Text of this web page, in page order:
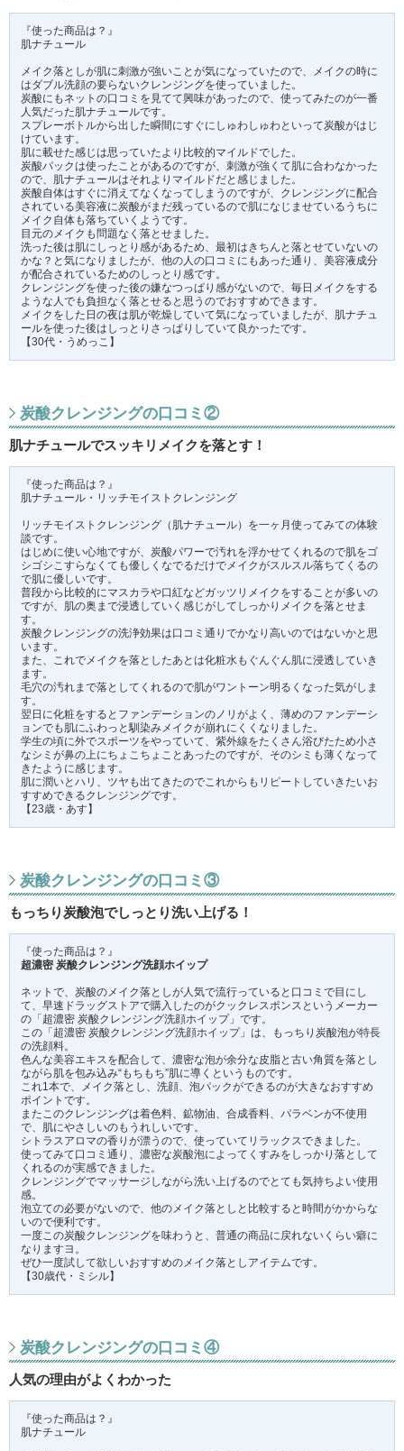
『使った商品は？』
肌ナチュール
メイク落としが肌に刺激が強いことが気になっていたので、メイクの時に
はダブル洗顔の要らないクレンジングを使っていました。
炭酸にもネットの口コミを見てて興味があったので、使ってみたのが一番
人気だった肌ナチュールです。
スプレーボトルから出した瞬間にすぐにしゅわしゅわといって炭酸がはじ
けています。
肌に載せた感じは思っていたより比較的マイルドでした。
炭酸パックは使ったことがあるのですが、刺激が強くて肌に合わなかった
ので、肌ナチュールはそれよりマイルドだと感じました。
炭酸自体はすぐに消えてなくなってしまうのですが、クレンジングに配合
されている美容液に炭酸がまだ残っているので肌になじませているうちに
メイク自体も落ちていくようです。
目元のメイクも問題なく落とせました。
洗った後は肌にしっとり感があるため、最初はきちんと落とせていないの
かな？と気になりましたが、他の人の口コミにもあった通り、美容液成分
が配合されているためのしっとり感です。
クレンジングを使った後の嫌なつっぱり感がないので、毎日メイクをする
ような人でも負担なく落とせると思うのでおすすめできます。
メイクをした日の夜は肌が乾燥していて気になっていましたが、肌ナチュ
ールを使った後はしっとりさっぱりしていて良かったです。
【30代・うめっこ】
炭酸クレンジングの口コミ②
肌ナチュールでスッキリメイクを落とす！
『使った商品は？』
肌ナチュール・リッチモイストクレンジング
リッチモイストクレンジング（肌ナチュール）を一ヶ月使ってみての体験
談です。
はじめに使い心地ですが、炭酸パワーで汚れを浮かせてくれるので肌をゴ
シゴシこすらなくても優しくなでるだけでメイクがスルスル落ちてくるの
で肌に優しいです。
普段から比較的にマスカラや口紅などガッツリメイクをすることが多いの
ですが、肌の奥まで浸透していく感じがしてしっかりメイクを落とせま
す。
炭酸クレンジングの洗浄効果は口コミ通りでかなり高いのではないかと思
います。
また、これでメイクを落としたあとは化粧水もぐんぐん肌に浸透していき
ます。
毛穴の汚れまで落としてくれるので肌がワントーン明るくなった気がしま
す。
翌日に化粧をするとファンデーションのノリがよく、薄めのファンデーシ
ョンでも肌にふわっと馴染みメイクが崩れにくくなりました。
学生の頃に外でスポーツをやっていて、紫外線をたくさん浴びたため小さ
なシミが鼻の上にちょこちょことあったのですが、そのシミも薄くなって
きたように感じます。
肌に潤いとハリ、ツヤも出てきたのでこれからもリピートしていきたいお
すすめできるクレンジングです。
【23歳・あす】
炭酸クレンジングの口コミ③
もっちり炭酸泡でしっとり洗い上げる！
『使った商品は？』
超濃密 炭酸クレンジング洗顔ホイップ
ネットで、炭酸のメイク落としが人気で流行っていると口コミで目にし
て、早速ドラッグストアで購入したのがクックレスポンスというメーカー
の「超濃密 炭酸クレンジング洗顔ホイップ」です。
この「超濃密 炭酸クレンジング洗顔ホイップ」は、もっちり炭酸泡が特長
の洗顔料。
色んな美容エキスを配合して、濃密な泡が余分な皮脂と古い角質を落とし
ながら肌を包み込み“もちもち”肌に導くというものです。
これ1本で、メイク落とし、洗顔、泡パックができるのが大きなおすすめ
ポイントです。
またこのクレンジングは着色料、鉱物油、合成香料、パラベンが不使用
で、肌にやさしいのもうれしいです。
シトラスアロマの香りが漂うので、使っていてリラックスできました。
使ってみて口コミ通り、濃密な炭酸泡によってくすみをしっかり落として
くれるのが実感できました。
クレンジングでマッサージしながら洗い上げるのでとても気持ちよい使用
感。
泡立ての必要がないので、他のメイク落としと比較すると時間がかからな
いので便利です。
一度この炭酸クレンジングを味わうと、普通の商品に戻れないくらい癖に
なりますヨ。
ぜひ一度試して欲しいおすすめのメイク落としアイテムです。
【30歳代・ミシル】
炭酸クレンジングの口コミ④
人気の理由がよくわかった
『使った商品は？』
肌ナチュール